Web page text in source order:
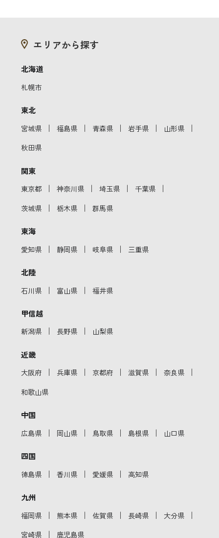
エリアから探す
北海道
札幌市
東北
宮城県 ｜ 福島県 ｜ 青森県 ｜ 岩手県 ｜ 山形県 ｜
秋田県
関東
東京都 ｜ 神奈川県 ｜ 埼玉県 ｜ 千葉県 ｜
茨城県 ｜ 栃木県 ｜ 群馬県
東海
愛知県 ｜ 静岡県 ｜ 岐阜県 ｜ 三重県
北陸
石川県 ｜ 富山県 ｜ 福井県
甲信越
新潟県 ｜ 長野県 ｜ 山梨県
近畿
大阪府 ｜ 兵庫県 ｜ 京都府 ｜ 滋賀県 ｜ 奈良県 ｜
和歌山県
中国
広島県 ｜ 岡山県 ｜ 鳥取県 ｜ 島根県 ｜ 山口県
四国
徳島県 ｜ 香川県 ｜ 愛媛県 ｜ 高知県
九州
福岡県 ｜ 熊本県 ｜ 佐賀県 ｜ 長崎県 ｜ 大分県 ｜
宮崎県 ｜ 鹿児島県